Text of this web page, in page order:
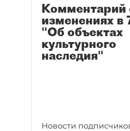
Комментарий
изменениях
"Об объектах
культурного
наследия"
Новости